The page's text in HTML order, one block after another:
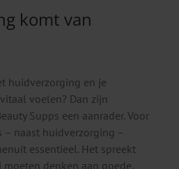
komt van
huidverzorging en je
voelen? Dan zijn
Supps een aanrader. Voor
naast huidverzorging –
essentieel. Het spreekt
denken aan goede,